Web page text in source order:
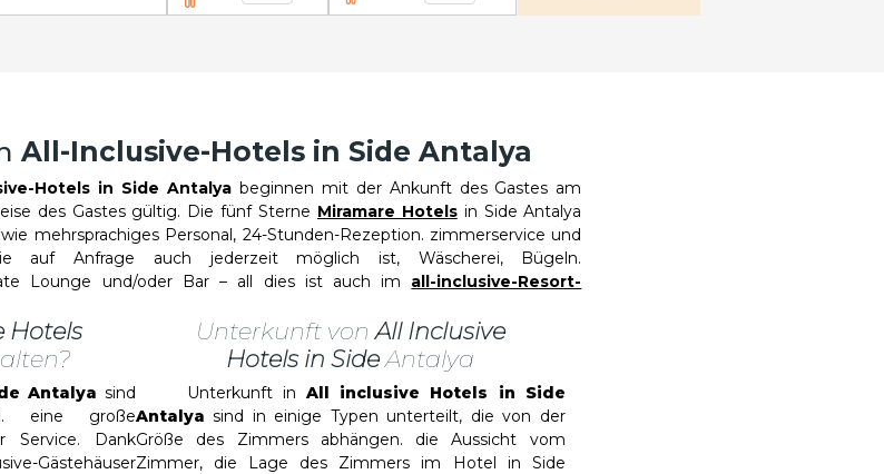
All-Inclusive-Hotels in Side Antalya
Hotels in Side Antalya beginnen mit der Ankunft des Gastes am
des Gastes gültig. Die fünf Sterne Miramare Hotelsin Side Antalya
mehrsprachiges Personal, 24-Stunden-Rezeption. zimmerservice und
auf Anfrage auch jederzeit möglich ist, Wäscherei, Bügeln.
Lounge und/oder Bar – all dies ist auch im all-inclusive-Resort-
Hotels
Antalyasind
eine große
Service. Dank
Gästehäuser
Unterkunft von All Inclusive
Hotels in SideAntalya
Unterkunft inAll inclusive Hotels in Side
Antalyasind in einige Typen unterteilt, die von der
Größe des Zimmers abhängen. die Aussicht vom
Zimmer, die Lage des Zimmers im Hotel in Side